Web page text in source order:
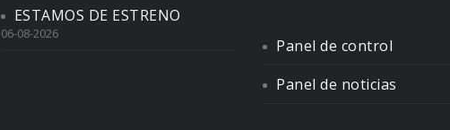
ESTAMOS DE ESTRENO
06-08-2026
Panel de control
Panel de noticias